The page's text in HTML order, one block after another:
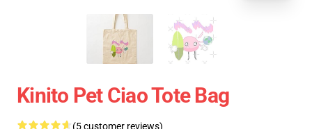
Kinito Pet Ciao Tote Bag
(5 customer reviews)